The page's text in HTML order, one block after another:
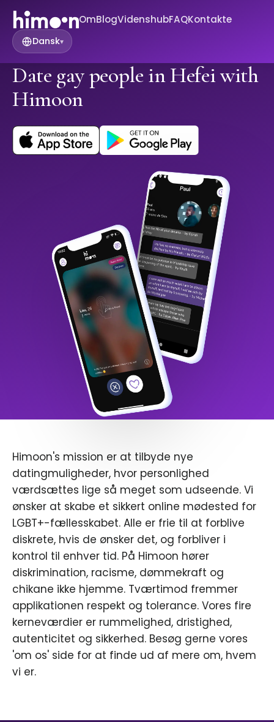
OmBlogVidenshubFAQKontakte
Dansk▾
Date gay people in Hefei with
Himoon
Himoon's mission er at tilbyde nye
datingmuligheder, hvor personlighed
værdsættes lige så meget som udseende. Vi
ønsker at skabe et sikkert online mødested for
LGBT+-fællesskabet. Alle er frie til at forblive
diskrete, hvis de ønsker det, og forbliver i
kontrol til enhver tid. På Himoon hører
diskrimination, racisme, dømmekraft og
chikane ikke hjemme. Tværtimod fremmer
applikationen respekt og tolerance. Vores fire
kerneværdier er rummelighed, dristighed,
autenticitet og sikkerhed. Besøg gerne vores
'om os' side for at finde ud af mere om, hvem
vi er.